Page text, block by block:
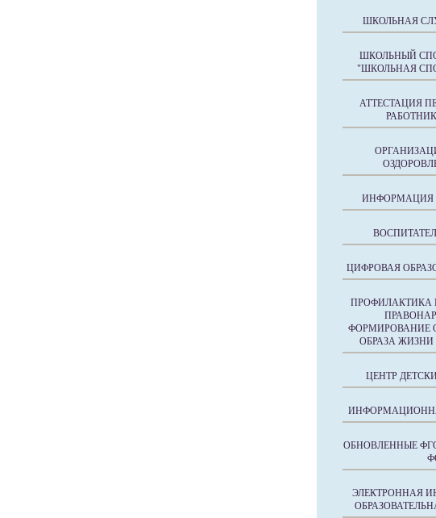
ШКОЛЬНАЯ
ШКОЛЬНЫЙ
"ШКОЛЬНАЯ
АТТЕСТАЦИЯ
ИНФОРМАЦИЯ
ЦИФРОВАЯ
ПРОФИЛАКТИКА
ФОРМИРОВАНИЕ
ОБРАЗА
ЦЕНТР
ОБНОВЛЕННЫЕ
ЭЛЕКТРОННАЯ